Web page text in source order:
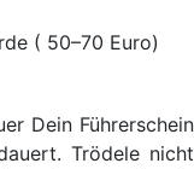
( 50–70 Euro)
Dein Führerschein
Trödele nicht